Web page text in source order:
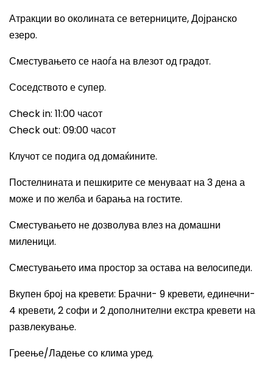
Атракции во околината се ветерниците, Дојранско
езеро.
Сместувањето се наоѓа на влезот од градот.
Соседството е супер.
Check in: 11:00 часот
Check out: 09:00 часот
Клучот се подига од домаќините.
Постелнината и пешкирите се менуваат на 3 дена а
може и по желба и барања на гостите.
Сместувањето не дозволува влез на домашни
миленици.
Сместувањето има простор за остава на велосипеди.
Вкупен број на кревети: Брачни- 9 кревети, единечни-
4 кревети, 2 софи и 2 дополнителни екстра кревети на
развлекување.
Греење/Ладење со клима уред.